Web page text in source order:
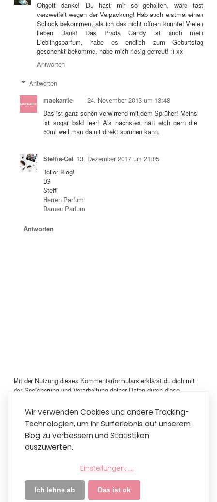
Ohgott danke! Du hast mir so geholfen, wäre fast
verzweifelt wegen der Verpackung! Hab auch erstmal einen
Schock bekommen, als ich das nicht öffnen konnte! Vielen
lieben Dank! Das Prada Candy ist auch mein
Lieblingsparfum, habe es endlich zum Geburtstag
geschenkt bekomme, habe mich riesig gefreut! :) xx
Antworten
Antworten
mackarrie
24. November 2013 um 13:43
Das ist ganz schön verwirrend mit dem Sprüher! Meins
ist sogar bald leer! Als nächstes hätt eich gern die
50ml weil man damit direkt sprühen kann.
Steffie-Cel 13. Dezember 2017 um 21:05
Toller Blog!
LG
Steffi
Herren Parfum
Damen Parfum
Antworten
Mit der Nutzung dieses Kommentarformulars erklärst du dich mit
der Speicherung und Verarbeitung deiner Daten durch diese
Vielen lieben Dank für dein Kommentar!
Neuerer Post
Älterer Post
Startseite
Mobile Version anzeigen
Kommentare zum Post (Atom)
Wir verwenden Cookies und andere Tracking-
Technologien, um Ihr Surferlebnis auf unserem
Blog zu verbessern und Statistiken
auszuwerten.
Einstellungen......
Ich lehne ab Das ist ok